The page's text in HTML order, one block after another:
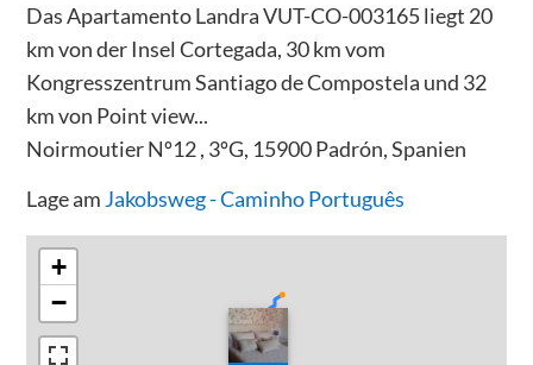
Das Apartamento Landra VUT-CO-003165 liegt 20
km von der Insel Cortegada, 30 km vom
Kongresszentrum Santiago de Compostela und 32
km von Point view...
Noirmoutier Nº12 , 3ºG, 15900 Padrón, Spanien
Lage amJakobsweg - Caminho Português
+
−